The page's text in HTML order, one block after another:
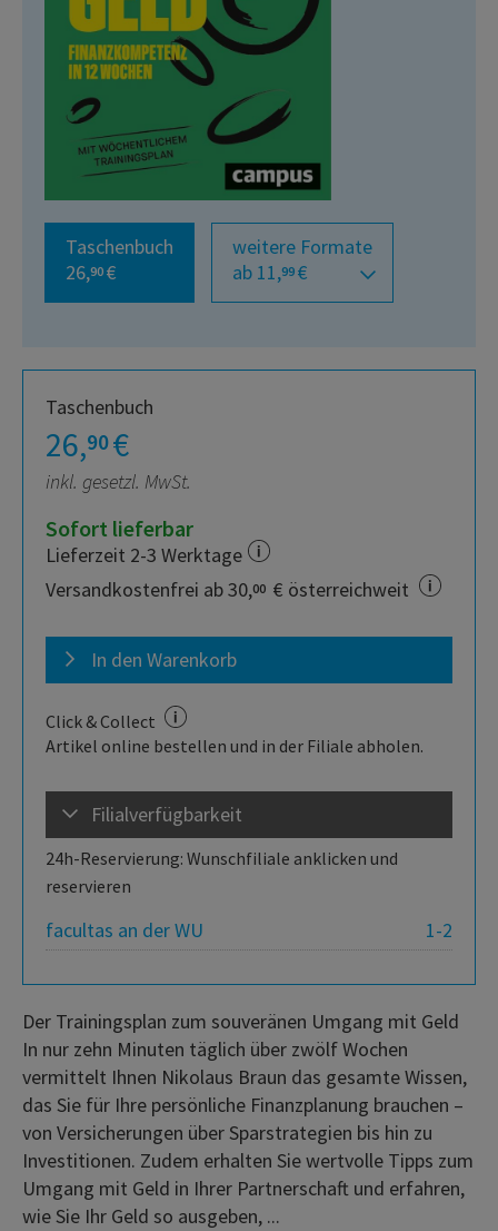
Taschenbuch
26,90 €
weitere Formate
ab 11,99 €
Taschenbuch
26,90€
inkl. gesetzl. MwSt.
Sofort lieferbar
Lieferzeit 2-3 Werktage
Versandkostenfrei ab 30,00 € österreichweit
In den Warenkorb
Click & Collect
Artikel online bestellen und in der Filiale abholen.
Filialverfügbarkeit
24h-Reservierung: Wunschfiliale anklicken und
reservieren
1-2
facultas an der WU
Der Trainingsplan zum souveränen Umgang mit Geld
In nur zehn Minuten täglich über zwölf Wochen
vermittelt Ihnen Nikolaus Braun das gesamte Wissen,
das Sie für Ihre persönliche Finanzplanung brauchen –
von Versicherungen über Sparstrategien bis hin zu
Investitionen. Zudem erhalten Sie wertvolle Tipps zum
Umgang mit Geld in Ihrer Partnerschaft und erfahren,
wie Sie Ihr Geld so ausgeben, ...